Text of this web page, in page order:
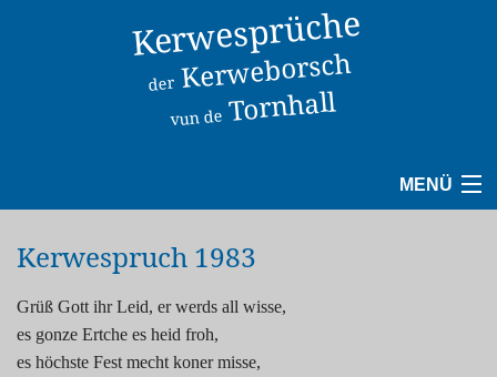
Kerwesprüche
derKerweborsch
vun deTornhall
MENÜ
1960
Kerwespruch 1983
Grüß Gott ihr Leid, er werds all wisse,
es gonze Ertche es heid froh,
es höchste Fest mecht koner misse,